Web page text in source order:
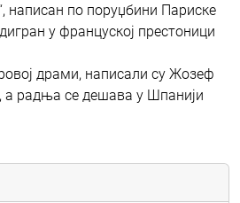
написан по поруџбини Париске
у француској престоници
драми, написали су Жозеф
а радња се дешава у Шпанији